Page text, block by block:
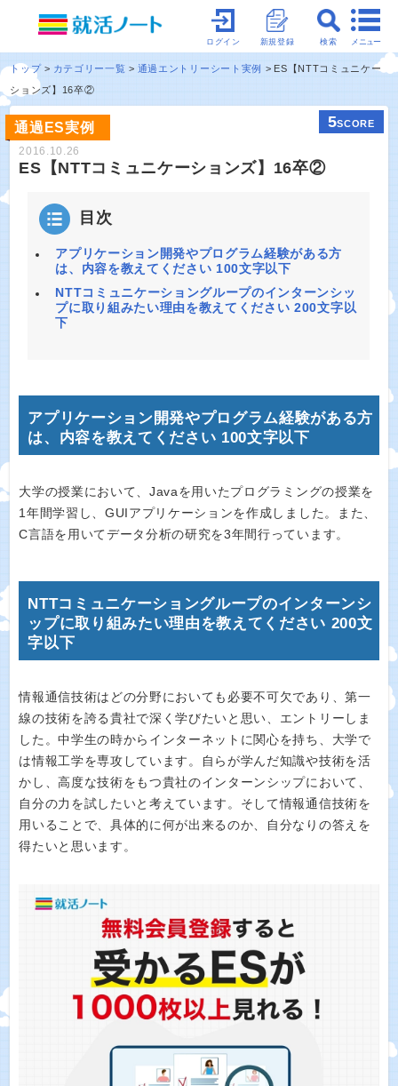
メニュー
検索
新規登録
ログイン
トップ カテゴリー一覧 通過エントリーシート実例
ES【NTTコミュニケー
ションズ】16卒②
通過ES実例 5SCORE
2016.10.26
ES【NTTコミュニケーションズ】16卒②
目次
アプリケーション開発やプログラム経験がある方
は、内容を教えてください 100文字以下
NTTコミュニケーショングループのインターンシッ
プに取り組みたい理由を教えてください 200文字以
下
アプリケーション開発やプログラム経験がある方
は、内容を教えてください 100文字以下
大学の授業において、Javaを用いたプログラミングの授業を
1年間学習し、GUIアプリケーションを作成しました。また、
C言語を用いてデータ分析の研究を3年間行っています。
NTTコミュニケーショングループのインターンシ
ップに取り組みたい理由を教えてください 200文
字以下
情報通信技術はどの分野においても必要不可欠であり、第一
線の技術を誇る貴社で深く学びたいと思い、エントリーしま
した。中学生の時からインターネットに関心を持ち、大学で
は情報工学を専攻しています。自らが学んだ知識や技術を活
かし、高度な技術をもつ貴社のインターンシップにおいて、
自分の力を試したいと考えています。そして情報通信技術を
用いることで、具体的に何が出来るのか、自分なりの答えを
得たいと思います。